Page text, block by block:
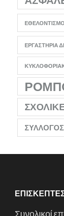
ΕΡΓΑΣΤΉΡΙΑ
Συνολικοί